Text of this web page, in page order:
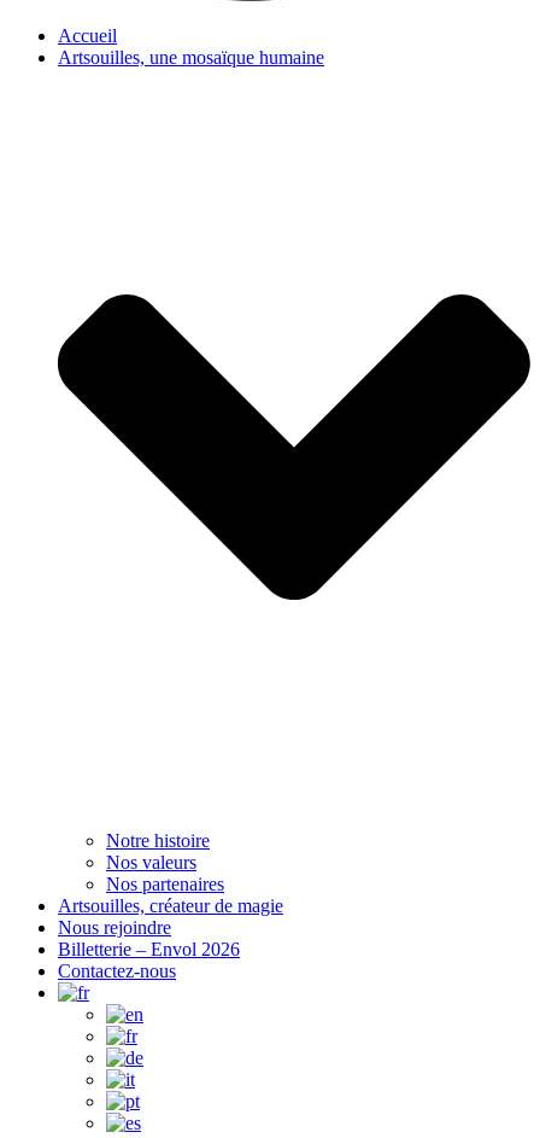
Accueil
Artsouilles, une mosaïque humaine
Notre histoire
Nos valeurs
Nos partenaires
Artsouilles, créateur de magie
Nous rejoindre
Billetterie – Envol 2026
Contactez-nous